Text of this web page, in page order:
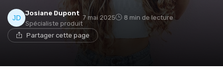
Josiane Dupont
Spécialiste produit
7 mai 2025 8 min de lecture
Partager cette page